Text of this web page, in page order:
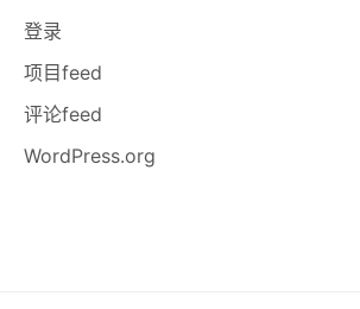
登录
项目feed
评论feed
WordPress.org